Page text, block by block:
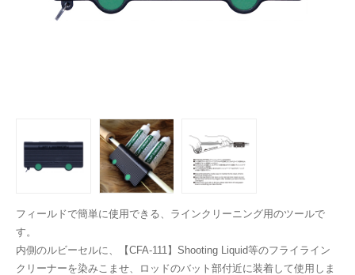
フィールドで簡単に使用できる、ラインクリーニング用のツールで
す。
内側のルビーセルに、【CFA-111】Shooting Liquid等のフライライン
クリーナーを染みこませ、ロッドのバット部付近に装着して使用しま